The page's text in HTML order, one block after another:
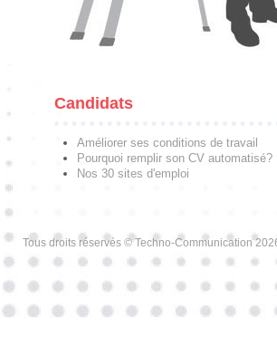
Candidats
Améliorer ses conditions de travail
Pourquoi remplir son CV automatisé?
Nos 30 sites d'emploi
Tous droits réservés © Techno-Communication